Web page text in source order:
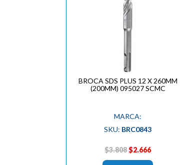
BROCA SDS PLUS 12 X 260MM
(200MM) 095027 SCMC
MARCA:
SKU: BRC0843
$3.808$2.666